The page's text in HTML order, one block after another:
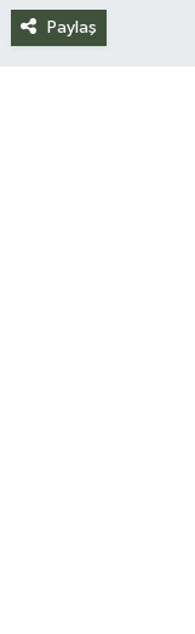
Paylaş